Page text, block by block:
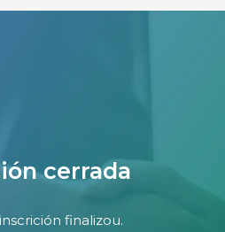
cerrada
finalizou.